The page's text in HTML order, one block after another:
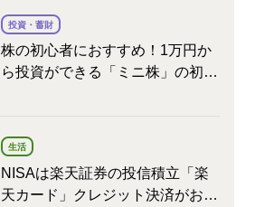
投資・蓄財
株の初心者におすすめ！1万円か
ら投資ができる「ミニ株」の初め
生活
NISAは楽天証券の投信積立「楽
天カード」クレジット決済がおト